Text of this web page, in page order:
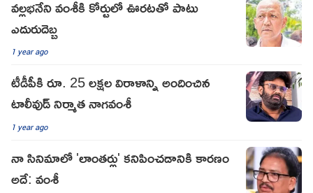
వల్లభనేని వంశీకి కోర్టులో ఊరటతో పాటు
ఎదురుదెబ్బ
1 year ago
టీడీపీకి రూ. 25 లక్షల విరాళాన్ని అందించిన
టాలీవుడ్ నిర్మాత నాగవంశీ
1 year ago
నా సినిమాలో 'లాంతర్లు' కనిపించడానికి కారణం
అదే: వంశీ